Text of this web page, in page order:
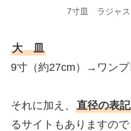
7寸皿 ラジャ
大 皿
9寸（約27cm）→ワンプ
それに加え、 直径の表
るサイトもありますの